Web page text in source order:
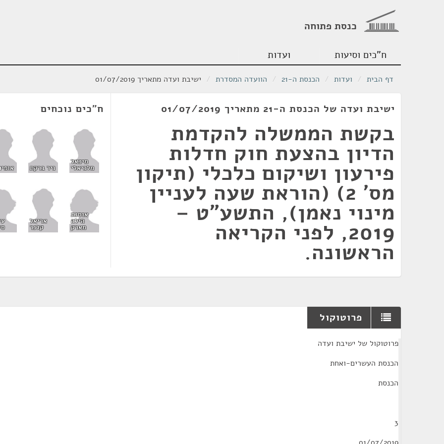
כנסת פתוחה
ח"כים וסיעות ועדות
דף הבית / ועדות / הכנסת ה-21 / הוועדה המסדרת / ישיבת ועדה מתאריך 01/07/2019
ישיבת ועדה של הכנסת ה-21 מתאריך 01/07/2019
בקשת הממשלה להקדמת
הדיון בהצעת חוק חדלות
פירעון ושיקום כלכלי (תיקון
מס' 2) (הוראת שעה לעניין
מינוי נאמן), התשע"ט –
2019, לפני הקריאה
הראשונה.
ח"כים נוכחים
מיכאל
מלכיאלי ניר ברקת
אוסנת
הילה
מארק
אריאל
קלנר
פרוטוקול
פרוטוקול של ישיבת ועדה
הכנסת העשרים-ואחת
הכנסת
3